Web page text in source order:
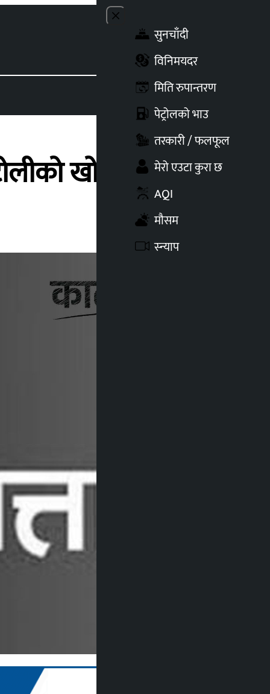
Close menu
सुनचाँदी
विनिमयदर
मिति रुपान्तरण
पेट्रोलको भाउ
तरकारी / फलफूल
मेरो एउटा कुरा छ
AQI
मौसम
स्न्याप
खोजीकार्य जारी